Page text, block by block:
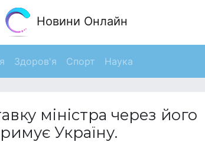
Новини Онлайн
Здоров'я Спорт Наука
міністра через його
Україну.